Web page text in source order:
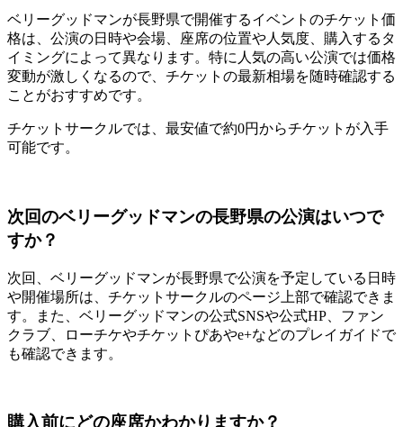
ベリーグッドマンが長野県で開催するイベントのチケット価
格は、公演の日時や会場、座席の位置や人気度、購入するタ
イミングによって異なります。特に人気の高い公演では価格
変動が激しくなるので、チケットの最新相場を随時確認する
ことがおすすめです。
チケットサークルでは、最安値で約0円からチケットが入手
可能です。
次回のベリーグッドマンの長野県の公演はいつで
すか？
次回、ベリーグッドマンが長野県で公演を予定している日時
や開催場所は、チケットサークルのページ上部で確認できま
す。また、ベリーグッドマンの公式SNSや公式HP、ファン
クラブ、ローチケやチケットぴあやe+などのプレイガイドで
も確認できます。
購入前にどの座席かわかりますか？